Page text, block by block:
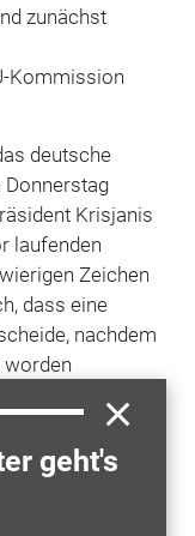
geht's
zunächst
Kommission
deutsche
Donnerstag
Krisjanis
laufenden
Zeichen
dass eine
nachdem
worden
wenn
Hand
Sie
vor.